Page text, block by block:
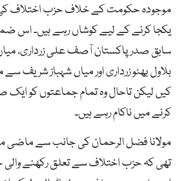
موجودہ حکومت کے خلاف حزب اختلاف
یکجا کرنے کے لیے کوشاں رہے ہیں۔ اس
سابق صدر پاکستان آصف علی زرداری،
بلاول بھٹو زرداری اور میاں شہباز شریف سے
کیں لیکن تاحال وہ تمام جماعتوں کو ایک
کرنے میں ناکام رہے ہیں۔
مولانا فضل الرحمان کی جانب سے ماضی
تھی کہ حزب اختلاف سے تعلق رکھنے